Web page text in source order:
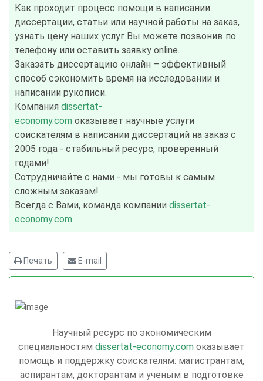
Как проходит процесс помощи в написании
диссертации, статьи или научной работы на заказ,
узнать цену наших услуг Вы можете позвонив по
телефону или оставить заявку online.
Заказать диссертацию онлайн – эффективный
способ сэкономить время на исследовании и
написании рукописи.
Компания dissertat-
economy.com оказывает научные услуги
соискателям в написании диссертаций на заказ с
2005 года - стабильный ресурс, проверенный
годами!
Сотрудничайте с нами - мы готовы к самым
сложным заказам!
Всегда с Вами, команда компании dissertat-
economy.com
Печать E-mail
Научный ресурс по экономическим
специальностям dissertat-economy.com оказывает
помощь и поддержку соискателям: магистрантам,
аспирантам, докторантам и ученым в подготовке